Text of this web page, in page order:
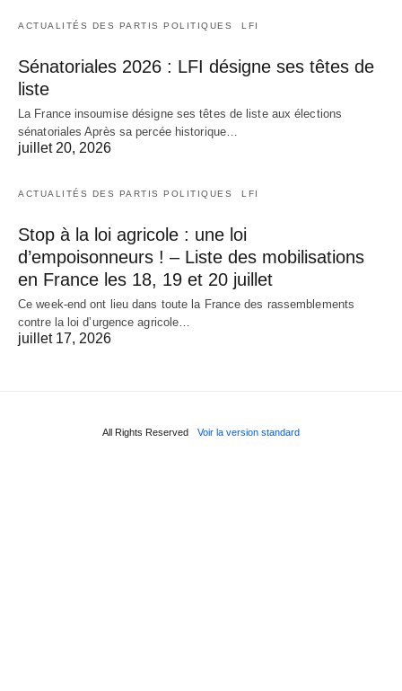
ACTUALITÉS DES PARTIS POLITIQUES LFI
Sénatoriales 2026 : LFI désigne ses têtes de
liste
La France insoumise désigne ses têtes de liste aux élections
sénatoriales Après sa percée historique…
juillet 20, 2026
ACTUALITÉS DES PARTIS POLITIQUES LFI
Stop à la loi agricole : une loi
d’empoisonneurs ! – Liste des mobilisations
en France les 18, 19 et 20 juillet
Ce week-end ont lieu dans toute la France des rassemblements
contre la loi d’urgence agricole…
juillet 17, 2026
All Rights Reserved Voir la version standard